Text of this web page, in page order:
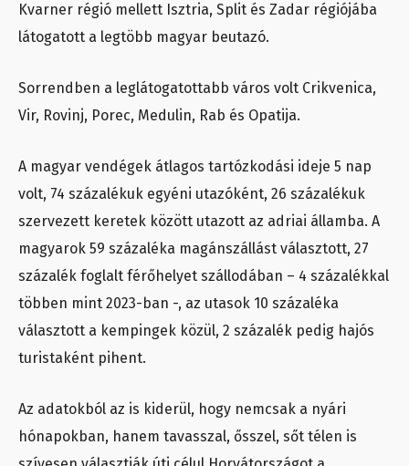
Kvarner régió mellett Isztria, Split és Zadar régiójába
látogatott a legtöbb magyar beutazó.
Sorrendben a leglátogatottabb város volt Crikvenica,
Vir, Rovinj, Porec, Medulin, Rab és Opatija.
A magyar vendégek átlagos tartózkodási ideje 5 nap
volt, 74 százalékuk egyéni utazóként, 26 százalékuk
szervezett keretek között utazott az adriai államba. A
magyarok 59 százaléka magánszállást választott, 27
százalék foglalt férőhelyet szállodában – 4 százalékkal
többen mint 2023-ban -, az utasok 10 százaléka
választott a kempingek közül, 2 százalék pedig hajós
turistaként pihent.
Az adatokból az is kiderül, hogy nemcsak a nyári
hónapokban, hanem tavasszal, ősszel, sőt télen is